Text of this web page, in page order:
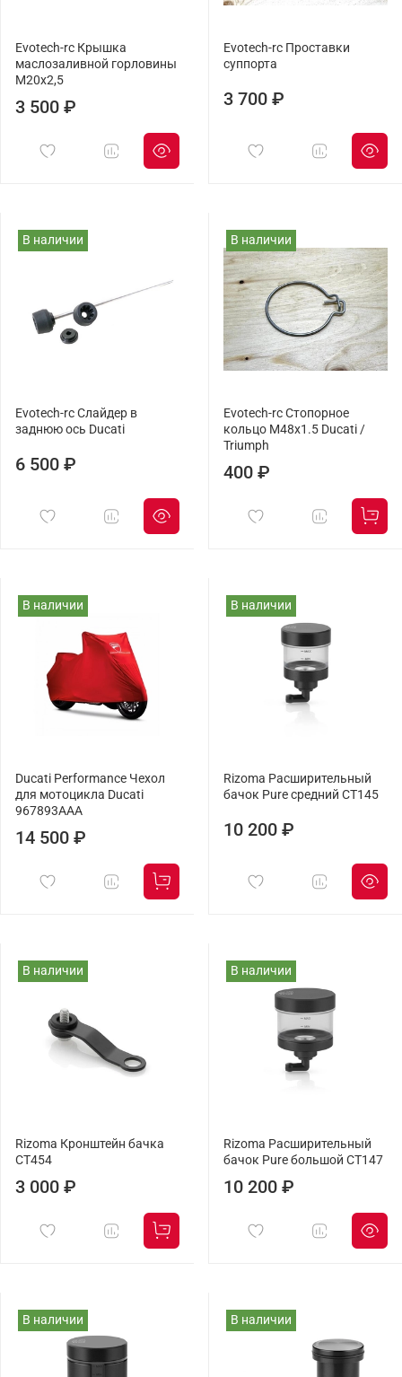
Evotech-rc Крышка
маслозаливной горловины
M20х2,5
3 500 ₽
Evotech-rc Проставки
суппорта
3 700 ₽
В наличии
Evotech-rc Слайдер в
заднюю ось Ducati
6 500 ₽
В наличии
Evotech-rc Cтопорное
кольцо M48x1.5 Ducati /
Triumph
400 ₽
В наличии
Ducati Performance Чехол
для мотоцикла Ducati
967893AAA
14 500 ₽
В наличии
Rizoma Расширительный
бачок Pure средний CT145
10 200 ₽
В наличии
Rizoma Кронштейн бачка
CT454
3 000 ₽
В наличии
Rizoma Расширительный
бачок Pure большой CT147
10 200 ₽
В наличии В наличии